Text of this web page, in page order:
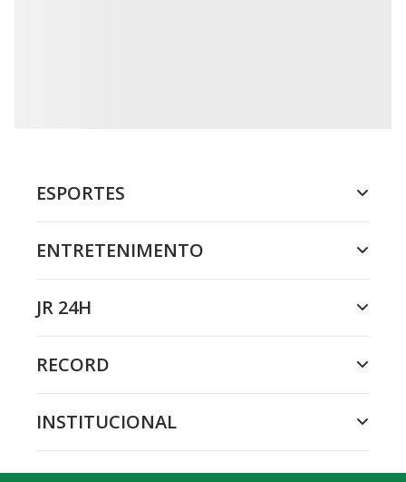
ESPORTES
ENTRETENIMENTO
JR 24H
RECORD
INSTITUCIONAL